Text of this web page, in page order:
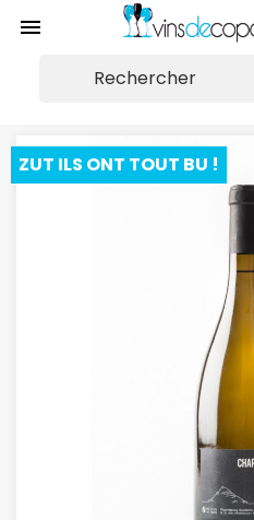

ZUT ILS ONT TOUT BU !